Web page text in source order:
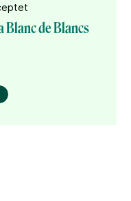
Blanc de Blancs